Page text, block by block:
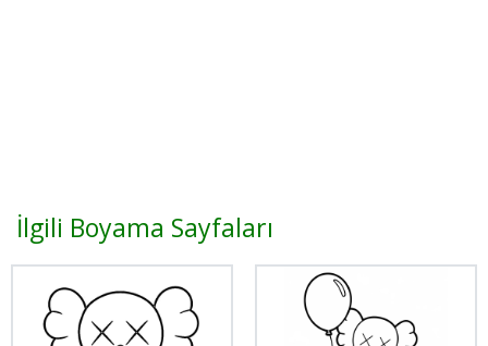
İlgili Boyama Sayfaları